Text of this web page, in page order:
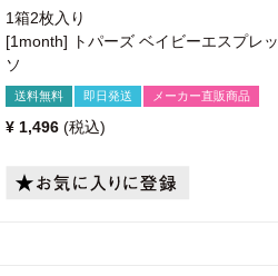
1箱2枚入り
[1month] トパーズ ベイビーエスプレッ
ソ
送料無料 即日発送 メーカー直販商品
¥ 1,496 税込